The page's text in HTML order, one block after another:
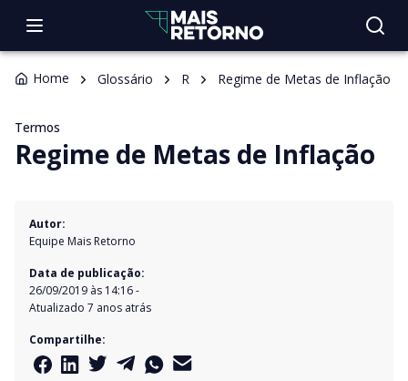
Home Glossário R Regime de Metas de Inflação
Termos
Regime de Metas de Inflação
Autor:
Equipe Mais Retorno
Data de publicação:
26/09/2019 às 14:16-
Atualizado 7 anos atrás
Compartilhe: